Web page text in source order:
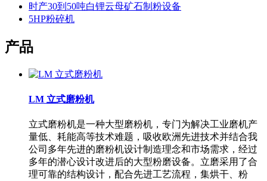
时产30到50吨白锂云母矿石制粉设备
5HP粉碎机
产品
LM 立式磨粉机
立式磨粉机是一种大型磨粉机，专门为解决工业磨机产
量低、耗能高等技术难题，吸收欧洲先进技术并结合我
公司多年先进的磨粉机设计制造理念和市场需求，经过
多年的潜心设计改进后的大型粉磨设备。立磨采用了合
理可靠的结构设计，配合先进工艺流程，集烘干、粉